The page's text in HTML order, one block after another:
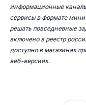
информационные
сервисы в формате
решать повседневные
включено в реестр
доступно в магазинах
веб-версиях.